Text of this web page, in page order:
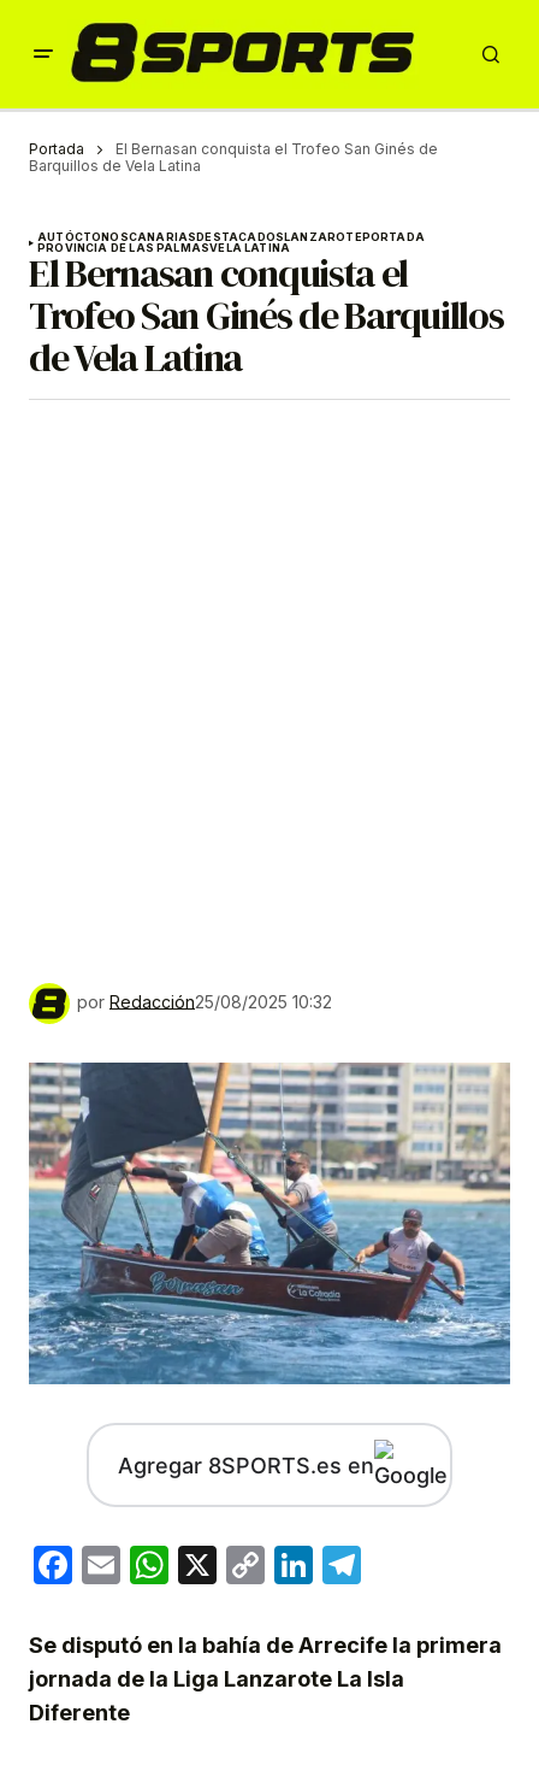
Portada
El Bernasan conquista el Trofeo San Ginés de
Barquillos de Vela Latina
AUTÓCTONOSCANARIASDESTACADOSLANZAROTEPORTADA
PROVINCIA DE LAS PALMASVELA LATINA
El Bernasan conquista el
Trofeo San Ginés de Barquillos
de Vela Latina
por Redacción25/08/2025 10:32
Agregar 8SPORTS.es en
Facebook
EmailWhatsApp
X
CopyLinkedIn
Se disputó en la bahía de Arrecife la primera
jornada de la Liga Lanzarote La Isla
Diferente